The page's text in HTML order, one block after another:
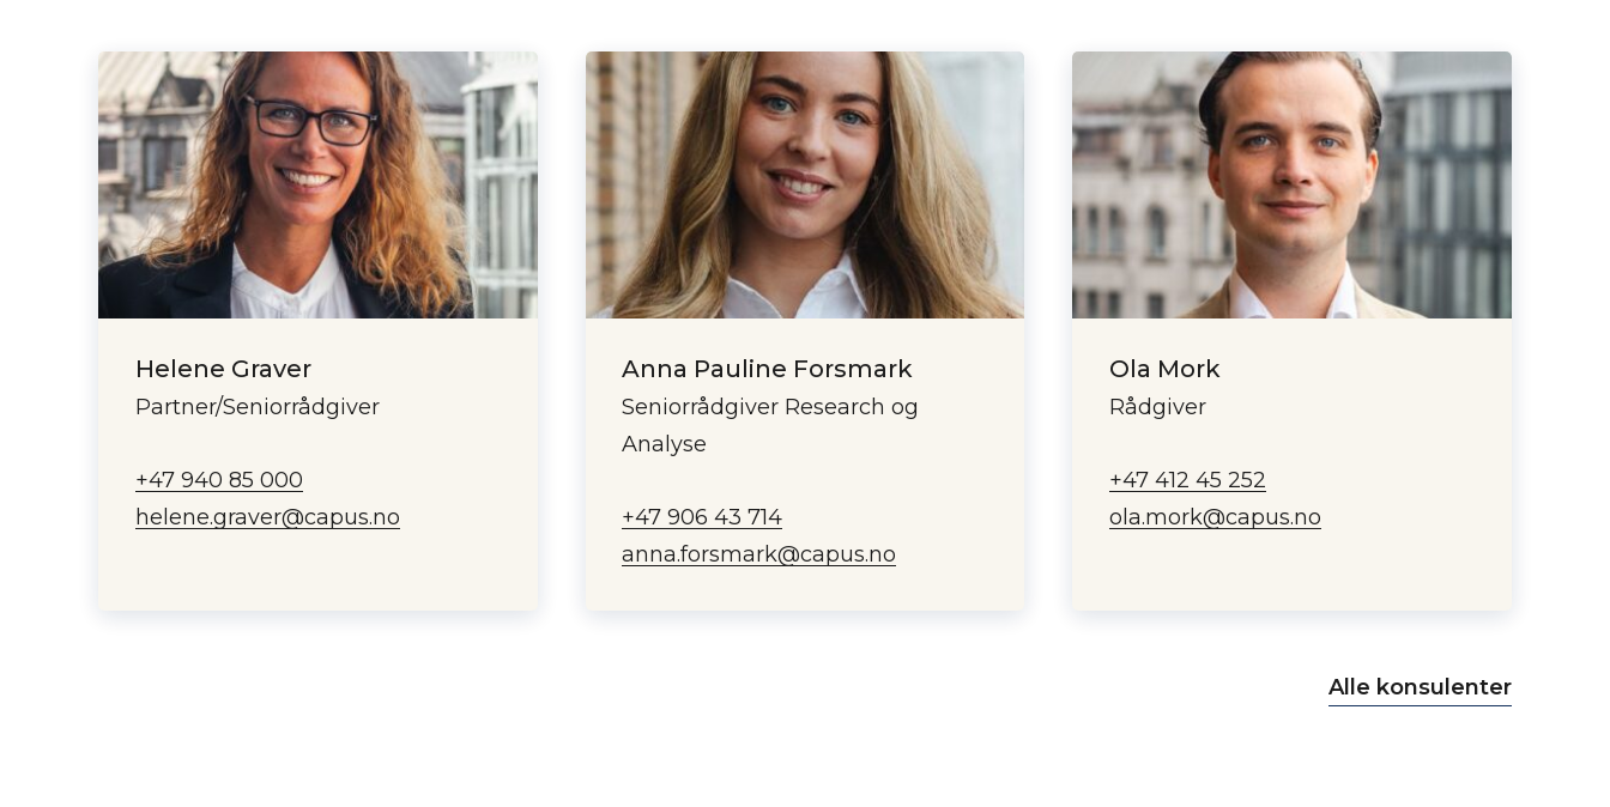
Helene Graver
Partner/Seniorrådgiver
+47 940 85 000
helene.graver@capus.no
Anna Pauline Forsmark
Seniorrådgiver Research og
Analyse
+47 906 43 714
anna.forsmark@capus.no
Ola Mork
Rådgiver
+47 412 45 252
ola.mork@capus.no
Alle konsulenter